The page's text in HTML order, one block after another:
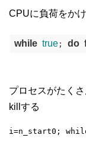
CPUに負荷をか
while true; do
プロセスがたく
killする
i=n_start0;